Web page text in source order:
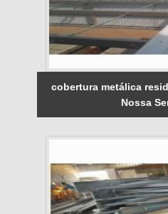
cobertura metálica
Nossa